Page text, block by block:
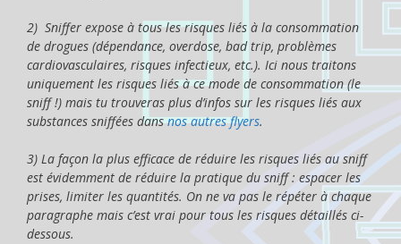
2) Sniffer expose à tous les risques liés à la consommation
de drogues (dépendance, overdose, bad trip, problèmes
cardiovasculaires, risques infectieux, etc.). Ici nous traitons
uniquement les risques liés à ce mode de consommation (le
sniff !) mais tu trouveras plus d’infos sur les risques liés aux
substances sniffées dansnos autres flyers.
3) La façon la plus efficace de réduire les risques liés au sniff
est évidemment de réduire la pratique du sniff : espacer les
prises, limiter les quantités. On ne va pas le répéter à chaque
paragraphe mais c’est vrai pour tous les risques détaillés ci-
dessous.